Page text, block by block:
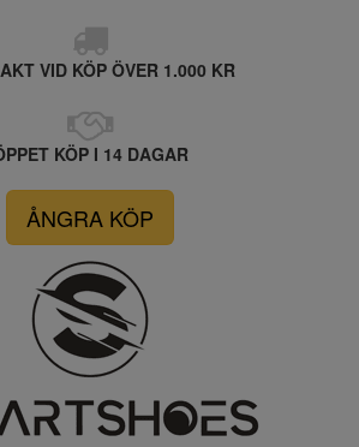
VID KÖP ÖVER 1.000 KR
KÖP I 14 DAGAR
ÅNGRA KÖP